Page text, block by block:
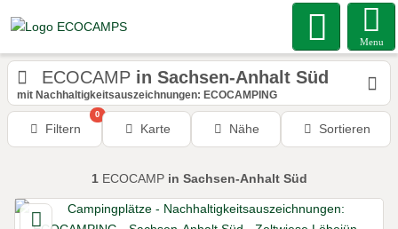
Menu
ECOCAMP in Sachsen-Anhalt Süd
mit Nachhaltigkeitsauszeichnungen: ECOCAMPING
Filtern
0
Karte Nähe Sortieren
1ECOCAMP in Sachsen-Anhalt Süd